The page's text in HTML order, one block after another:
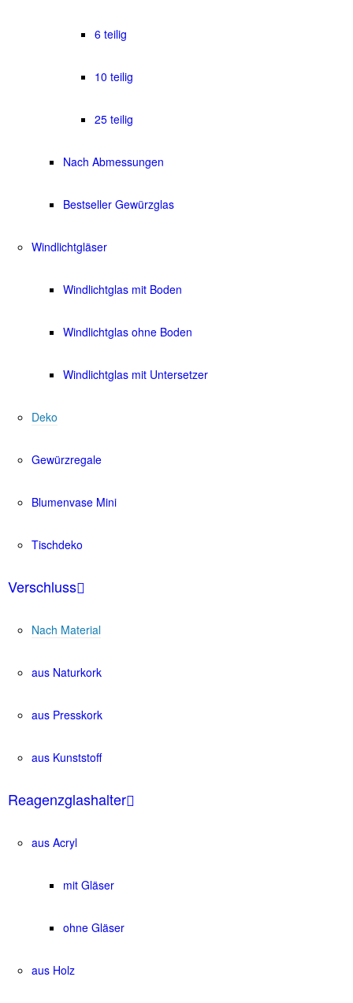
6 teilig
10 teilig
25 teilig
Nach Abmessungen
Bestseller Gewürzglas
Windlichtgläser
Windlichtglas mit Boden
Windlichtglas ohne Boden
Windlichtglas mit Untersetzer
Deko
Gewürzregale
Blumenvase Mini
Tischdeko
Verschluss
Nach Material
aus Naturkork
aus Presskork
aus Kunststoff
Reagenzglashalter
aus Acryl
mit Gläser
ohne Gläser
aus Holz